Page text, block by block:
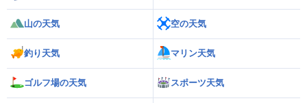
山の天気 空の天気
釣り天気 マリン天気
ゴルフ場の天気 スポーツ天気